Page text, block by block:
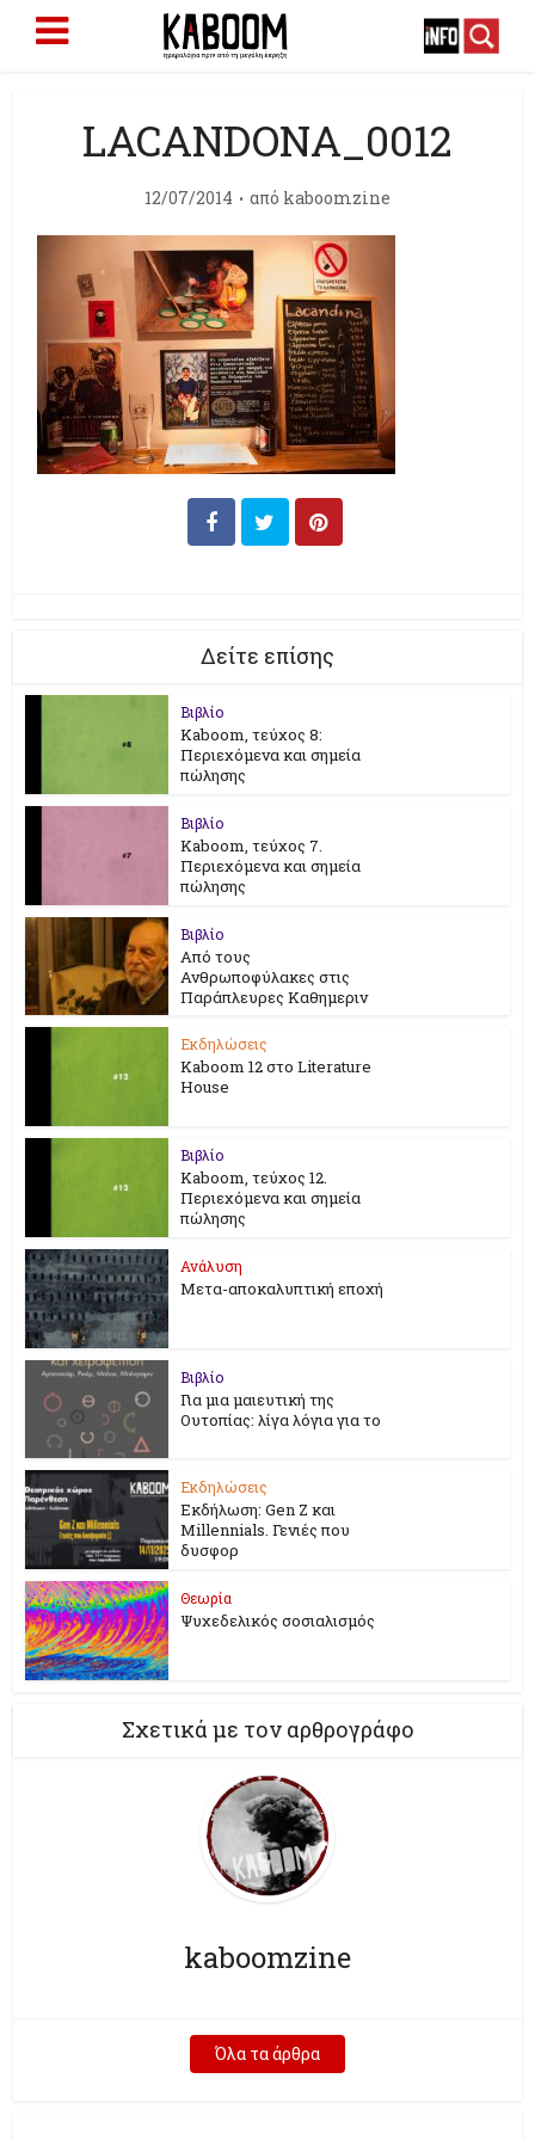
LACANDONA_0012
12/07/2014 από kaboomzine
Δείτε επίσης
Βιβλίο
Kaboom, τεύχος 8:
Περιεχόμενα και σημεία
πώλησης
Βιβλίο
Kaboom, τεύχος 7.
Περιεχόμενα και σημεία
πώλησης
Βιβλίο
Από τους
Ανθρωποφύλακες στις
Παράπλευρες Καθημεριν
Εκδηλώσεις
Kaboom 12 στο Literature
House
Βιβλίο
Kaboom, τεύχος 12.
Περιεχόμενα και σημεία
πώλησης
Ανάλυση
Μετα-αποκαλυπτική εποχή
Βιβλίο
Για μια μαιευτική της
Ουτοπίας: λίγα λόγια για το
Εκδηλώσεις
Εκδήλωση: Gen Z και
Millennials. Γενιές που
δυσφορ
Θεωρία
Ψυχεδελικός σοσιαλισμός
Σχετικά με τον αρθρογράφο
kaboomzine
Όλα τα άρθρα